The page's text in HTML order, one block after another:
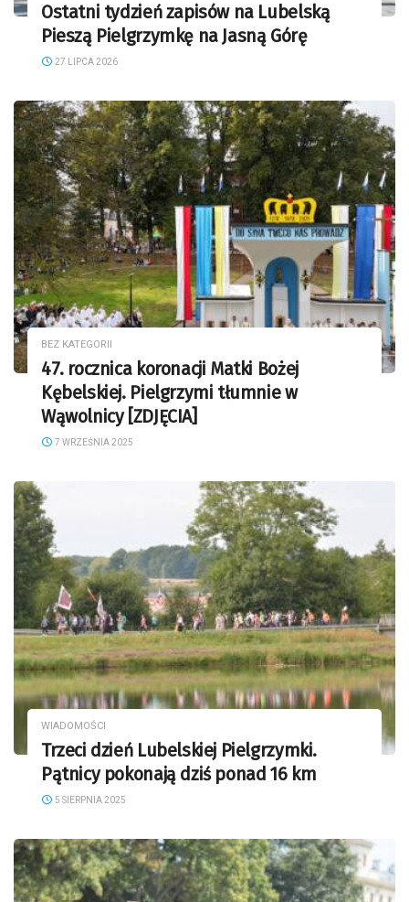
Ostatni tydzień zapisów na Lubelską
Pieszą Pielgrzymkę na Jasną Górę
27 LIPCA 2026
BEZ KATEGORII
47. rocznica koronacji Matki Bożej
Kębelskiej. Pielgrzymi tłumnie w
Wąwolnicy [ZDJĘCIA]
7 WRZEŚNIA 2025
WIADOMOŚCI
Trzeci dzień Lubelskiej Pielgrzymki.
Pątnicy pokonają dziś ponad 16 km
5 SIERPNIA 2025